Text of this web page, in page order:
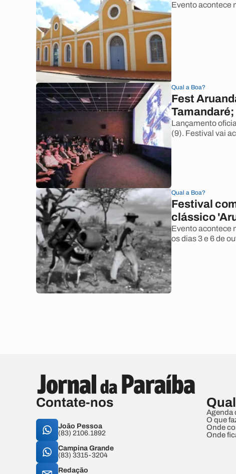
Evento acontece
Qual a Boa?
Fest
Lançamento
(9). Festival vai
Qual a Boa?
Festival
clássico
Evento acontece
os dias 3 e 6 de
Contate-nos
João Pessoa
(83) 2106.1892
Campina Grande
(83) 3315-3204
Redação
Agenda
O que
Onde
Onde